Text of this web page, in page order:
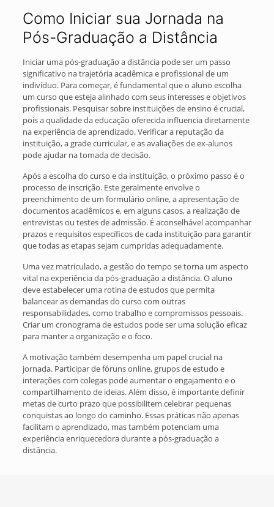
Como Iniciar sua Jornada na
Pós-Graduação a Distância
Iniciar uma pós-graduação a distância pode ser um passo
significativo na trajetória acadêmica e profissional de um
indivíduo. Para começar, é fundamental que o aluno escolha
um curso que esteja alinhado com seus interesses e objetivos
profissionais. Pesquisar sobre instituições de ensino é crucial,
pois a qualidade da educação oferecida influencia diretamente
na experiência de aprendizado. Verificar a reputação da
instituição, a grade curricular, e as avaliações de ex-alunos
pode ajudar na tomada de decisão.
Após a escolha do curso e da instituição, o próximo passo é o
processo de inscrição. Este geralmente envolve o
preenchimento de um formulário online, a apresentação de
documentos acadêmicos e, em alguns casos, a realização de
entrevistas ou testes de admissão. É aconselhável acompanhar
prazos e requisitos específicos de cada instituição para garantir
que todas as etapas sejam cumpridas adequadamente.
Uma vez matriculado, a gestão do tempo se torna um aspecto
vital na experiência da pós-graduação a distância. O aluno
deve estabelecer uma rotina de estudos que permita
balancear as demandas do curso com outras
responsabilidades, como trabalho e compromissos pessoais.
Criar um cronograma de estudos pode ser uma solução eficaz
para manter a organização e o foco.
A motivação também desempenha um papel crucial na
jornada. Participar de fóruns online, grupos de estudo e
interações com colegas pode aumentar o engajamento e o
compartilhamento de ideias. Além disso, é importante definir
metas de curto prazo que possibilitem celebrar pequenas
conquistas ao longo do caminho. Essas práticas não apenas
facilitam o aprendizado, mas também potenciam uma
experiência enriquecedora durante a pós-graduação a
distância.